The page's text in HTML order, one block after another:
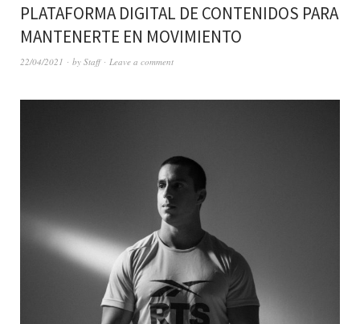
PLATAFORMA DIGITAL DE CONTENIDOS PARA
MANTENERTE EN MOVIMIENTO
22/04/2021 by Staff Leave a comment